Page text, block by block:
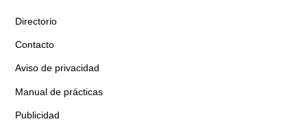
Directorio
Contacto
Aviso de privacidad
Manual de prácticas
Publicidad